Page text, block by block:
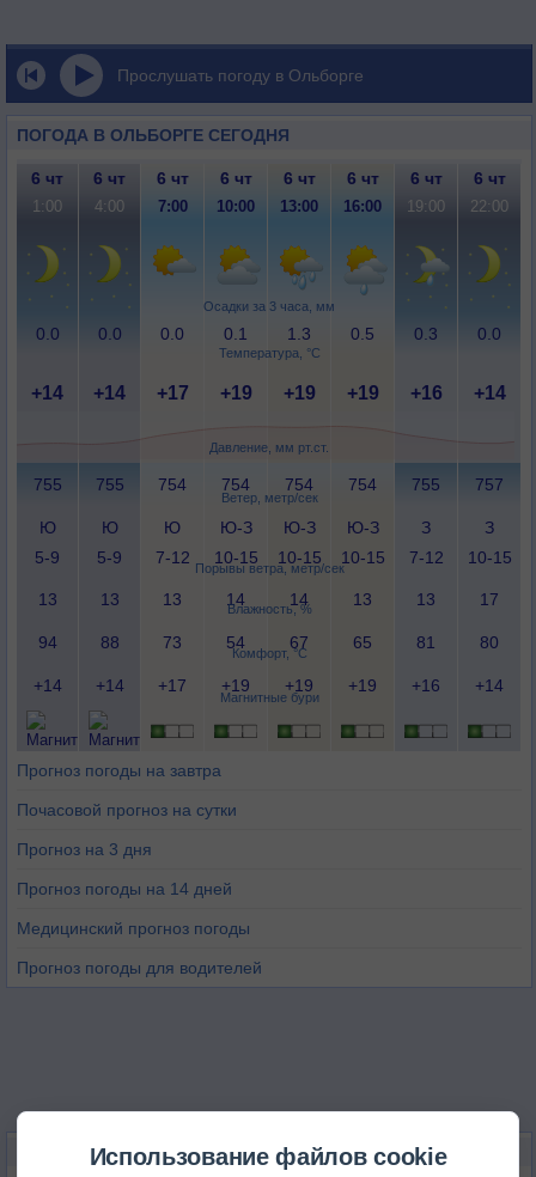
Прослушать погоду в Ольборге
ПОГОДА В ОЛЬБОРГЕ СЕГОДНЯ
Осадки за 3 часа, мм
Температура, °C
Давление, мм рт.ст.
Ветер, метр/сек
Порывы ветра, метр/сек
Влажность, %
Комфорт, °C
Магнитные бури
6 чт 6 чт 6 чт 6 чт 6 чт 6 чт 6 чт 6 чт
1:00 4:00 7:00 10:00 13:00 16:00 19:00 22:00
0.0 0.0 0.0 0.1 1.3 0.5 0.3 0.0
+14 +14 +17 +19 +19 +19 +16 +14
755 755 754 754 754 754 755 757
Ю
5-9
Ю
5-9
Ю
7-12
Ю-З
10-15
Ю-З
10-15
Ю-З
10-15
З
7-12
З
10-15
13 13 13 14 14 13 13 17
94 88 73 54 67 65 81 80
+14 +14 +17 +19 +19 +19 +16 +14
Прогноз погоды на завтра
Почасовой прогноз на сутки
Прогноз на 3 дня
Прогноз погоды на 14 дней
Медицинский прогноз погоды
Прогноз погоды для водителей
НОВОЕ О ПОГОДЕ
Использование файлов cookie